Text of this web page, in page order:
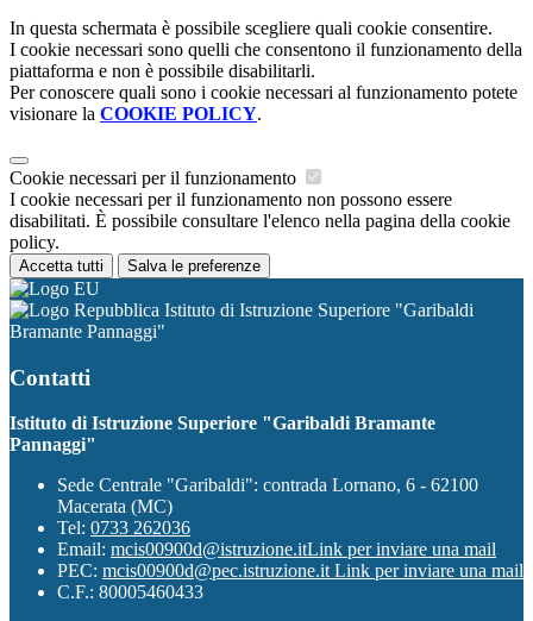
In questa schermata è possibile scegliere quali cookie consentire.
I cookie necessari sono quelli che consentono il funzionamento della
piattaforma e non è possibile disabilitarli.
Per conoscere quali sono i cookie necessari al funzionamento potete
visionare la COOKIE POLICY.
Cookie necessari per il funzionamento
I cookie necessari per il funzionamento non possono essere
disabilitati. È possibile consultare l'elenco nella pagina della cookie
policy.
Accetta tutti Salva le preferenze
Istituto di Istruzione Superiore "Garibaldi
Bramante Pannaggi"
Contatti
Istituto di Istruzione Superiore "Garibaldi Bramante
Pannaggi"
Sede Centrale "Garibaldi": contrada Lornano, 6 - 62100
Macerata (MC)
Tel: 0733 262036
Email: mcis00900d@istruzione.itLink per inviare una mail
PEC: mcis00900d@pec.istruzione.it Link per inviare una mail
C.F.: 80005460433